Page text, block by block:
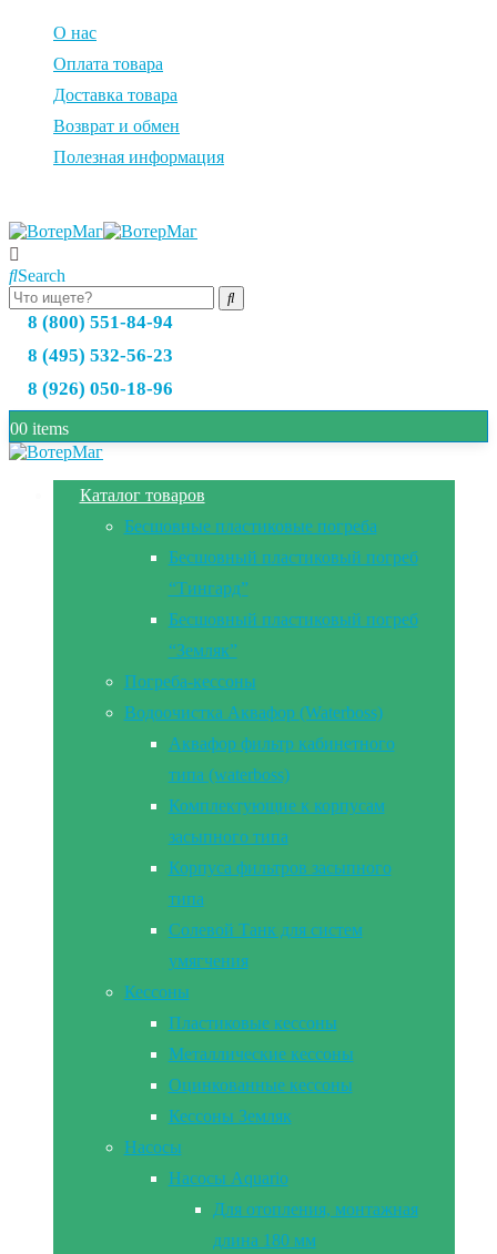
О нас
Оплата товара
Доставка товара
Возврат и обмен
Полезная информация
Search
8 (800) 551-84-94
8 (495) 532-56-23
8 (926) 050-18-96
00 items
Каталог товаров
Бесшовные пластиковые погреба
Бесшовный пластиковый погреб
“Тингард”
Бесшовный пластиковый погреб
“Земляк”
Погреба-кессоны
Водоочистка Аквафор (Waterboss)
Аквафор фильтр кабинетного
типа (waterboss)
Комплектующие к корпусам
засыпного типа
Корпуса фильтров засыпного
типа
Солевой Танк для систем
умягчения
Кессоны
Пластиковые кессоны
Металлические кессоны
Оцинкованные кессоны
Кессоны Земляк
Насосы
Насосы Aquario
Для отопления, монтажная
длина 180 мм